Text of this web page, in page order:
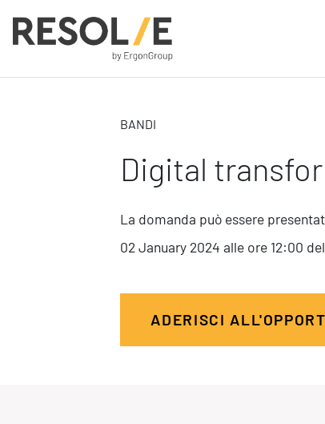
Employee Engagement
Leadership
Performance Management
Digital
Modern Infrastructure
BANDI
Digital
La domanda può essere
02 January 2024 alle ore 12:00
ADERISCI